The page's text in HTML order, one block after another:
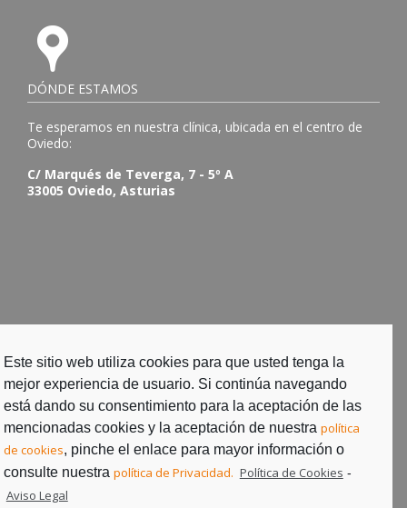
DÓNDE ESTAMOS
Te esperamos en nuestra clínica, ubicada en el centro de
Oviedo:
C/ Marqués de Teverga, 7 - 5º A
33005 Oviedo, Asturias
Este sitio web utiliza cookies para que usted tenga la
mejor experiencia de usuario. Si continúa navegando
está dando su consentimiento para la aceptación de las
mencionadas cookies y la aceptación de nuestrapolítica
de cookies, pinche el enlace para mayor información o
consulte nuestrapolítica de Privacidad. Política de Cookies -
Aviso Legal